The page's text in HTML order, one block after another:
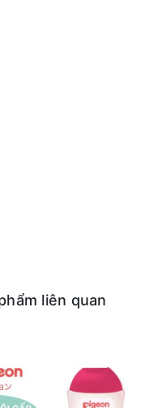
liên quan